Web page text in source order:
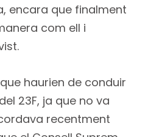
encara que finalment
com ell i
haurien de conduir
23F, ja que no va
recentment